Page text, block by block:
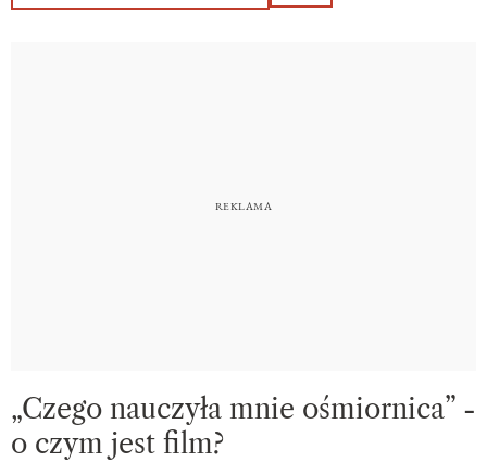
„Czego nauczyła mnie ośmiornica” -
o czym jest film?